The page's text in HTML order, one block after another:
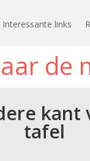
Interessante links
de
kant
tafel